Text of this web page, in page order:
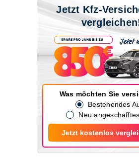
Jetzt Kfz-
Was möchten Sie
Bestehendes
Neu
Jetzt kostenlos